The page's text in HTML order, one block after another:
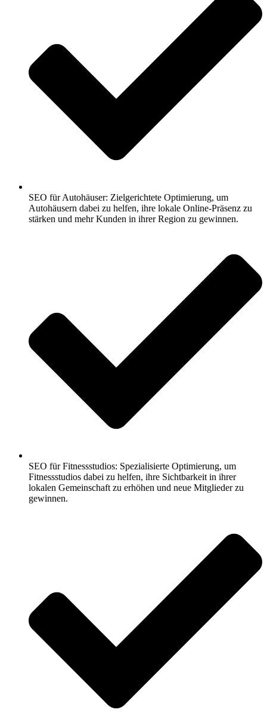
SEO für Autohäuser: Zielgerichtete Optimierung, um
Autohäusern dabei zu helfen, ihre lokale Online-Präsenz zu
stärken und mehr Kunden in ihrer Region zu gewinnen.
SEO für Fitnessstudios: Spezialisierte Optimierung, um
Fitnessstudios dabei zu helfen, ihre Sichtbarkeit in ihrer
lokalen Gemeinschaft zu erhöhen und neue Mitglieder zu
gewinnen.